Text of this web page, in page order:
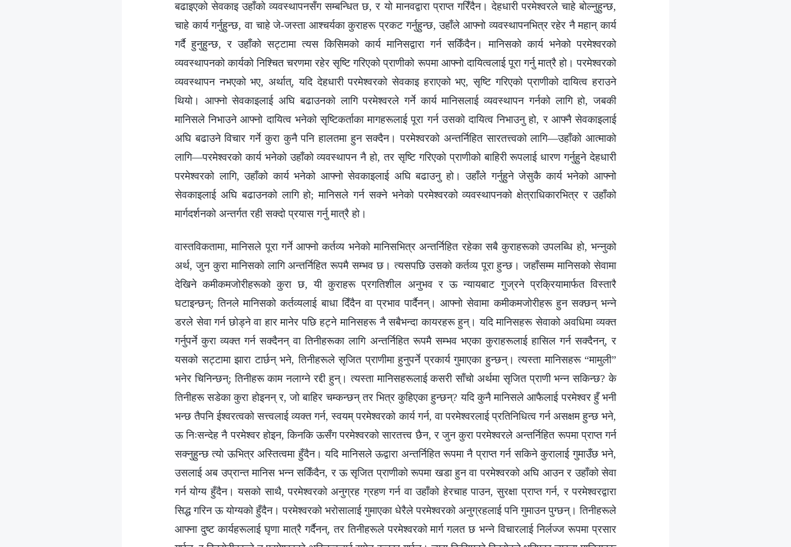
बढाइएको सेवकाइ उहाँको व्यवस्थापनसँग सम्बन्धित छ, र यो मानवद्वारा प्राप्त गरिँदैन। देहधारी परमेश्‍वरले चाहे बोल्नुहुन्छ,
चाहे कार्य गर्नुहुन्छ, वा चाहे जे-जस्ता आश्चर्यका कुराहरू प्रकट गर्नुहुन्छ, उहाँले आफ्नो व्यवस्थापनभित्र रहेर नै महान् कार्य
गर्दै हुनुहुन्छ, र उहाँको सट्टामा त्यस किसिमको कार्य मानिसद्वारा गर्न सकिँदैन। मानिसको कार्य भनेको परमेश्‍वरको
व्यवस्थापनको कार्यको निश्चित चरणमा रहेर सृष्टि गरिएको प्राणीको रूपमा आफ्नो दायित्वलाई पूरा गर्नु मात्रै हो। परमेश्‍वरको
व्यवस्थापन नभएको भए, अर्थात्, यदि देहधारी परमेश्‍वरको सेवकाइ हराएको भए, सृष्टि गरिएको प्राणीको दायित्व हराउने
थियो। आफ्नो सेवकाइलाई अघि बढाउनको लागि परमेश्‍वरले गर्ने कार्य मानिसलाई व्यवस्थापन गर्नको लागि हो, जबकी
मानिसले निभाउने आफ्नो दायित्व भनेको सृष्टिकर्ताका मागहरूलाई पूरा गर्न उसको दायित्व निभाउनु हो, र आफ्नै सेवकाइलाई
अघि बढाउने विचार गर्ने कुरा कुनै पनि हालतमा हुन सक्दैन। परमेश्‍वरको अन्तर्निहित सारतत्त्वको लागि—उहाँको आत्माको
लागि—परमेश्‍वरको कार्य भनेको उहाँको व्यवस्थापन नै हो, तर सृष्टि गरिएको प्राणीको बाहिरी रूपलाई धारण गर्नुहुने देहधारी
परमेश्‍वरको लागि, उहाँको कार्य भनेको आफ्नो सेवकाइलाई अघि बढाउनु हो। उहाँले गर्नुहुने जेसुकै कार्य भनेको आफ्नो
सेवकाइलाई अघि बढाउनको लागि हो; मानिसले गर्न सक्ने भनेको परमेश्‍वरको व्यवस्थापनको क्षेत्राधिकारभित्र र उहाँको
मार्गदर्शनको अन्तर्गत रही सक्दो प्रयास गर्नु मात्रै हो।
वास्तविकतामा, मानिसले पूरा गर्ने आफ्नो कर्तव्य भनेको मानिसभित्र अन्तर्निहित रहेका सबै कुराहरूको उपलब्धि हो, भन्नुको
अर्थ, जुन कुरा मानिसको लागि अन्तर्निहित रूपमै सम्भव छ। त्यसपछि उसको कर्तव्य पूरा हुन्छ। जहाँसम्म मानिसको सेवामा
देखिने कमीकमजोरीहरूको कुरा छ, यी कुराहरू प्रगतिशील अनुभव र ऊ न्यायबाट गुज्रने प्रक्रियामार्फत विस्तारै
घटाइन्छन्‌; तिनले मानिसको कर्तव्यलाई बाधा दिँदैन वा प्रभाव पार्दैनन्। आफ्नो सेवामा कमीकमजोरीहरू हुन सक्छन् भन्‍ने
डरले सेवा गर्न छोड्ने वा हार मानेर पछि हट्ने मानिसहरू नै सबैभन्दा कायरहरू हुन्। यदि मानिसहरू सेवाको अवधिमा व्यक्त
गर्नुपर्ने कुरा व्यक्त गर्न सक्दैनन् वा तिनीहरूका लागि अन्तर्निहित रूपमै सम्भव भएका कुराहरूलाई हासिल गर्न सक्दैनन्, र
यसको सट्टामा झारा टार्छन् भने, तिनीहरूले सृजित प्राणीमा हुनुपर्ने प्रकार्य गुमाएका हुन्छन्। त्यस्ता मानिसहरू “मामुली”
भनेर चिनिन्छन्‌; तिनीहरू काम नलाग्ने रद्दी हुन्। त्यस्ता मानिसहरूलाई कसरी साँचो अर्थमा सृजित प्राणी भन्न सकिन्छ? के
तिनीहरू सडेका कुरा होइनन् र, जो बाहिर चम्कन्छन् तर भित्र कुहिएका हुन्छन्? यदि कुनै मानिसले आफैलाई परमेश्‍वर हुँ भनी
भन्छ तैपनि ईश्‍वरत्वको सत्त्वलाई व्यक्त गर्न, स्वयम्‌ परमेश्‍वरको कार्य गर्न, वा परमेश्‍वरलाई प्रतिनिधित्व गर्न असक्षम हुन्छ भने,
ऊ निःसन्देह नै परमेश्‍वर होइन, किनकि ऊसँग परमेश्‍वरको सारतत्त्व छैन, र जुन कुरा परमेश्‍वरले अन्तर्निहित रूपमा प्राप्त गर्न
सक्नुहुन्छ त्यो ऊभित्र अस्तित्वमा हुँदैन। यदि मानिसले ऊद्वारा अन्तर्निहित रूपमा नै प्राप्त गर्न सकिने कुरालाई गुमाउँछ भने,
उसलाई अब उप्रान्त मानिस भन्न सकिँदैन, र ऊ सृजित प्राणीको रूपमा खडा हुन वा परमेश्‍वरको अघि आउन र उहाँको सेवा
गर्न योग्य हुँदैन। यसको साथै, परमेश्‍वरको अनुग्रह ग्रहण गर्न वा उहाँको हेरचाह पाउन, सुरक्षा प्राप्त गर्न, र परमेश्‍वरद्वारा
सिद्ध गरिन ऊ योग्यको हुँदैन। परमेश्‍वरको भरोसालाई गुमाएका धेरैले परमेश्‍वरको अनुग्रहलाई पनि गुमाउन पुग्छन्। तिनीहरूले
आफ्ना दुष्ट कार्यहरूलाई घृणा मात्रै गर्दैनन्, तर तिनीहरूले परमेश्‍वरको मार्ग गलत छ भन्‍ने विचारलाई निर्लज्ज रूपमा प्रसार